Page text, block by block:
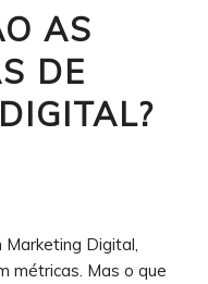
AS
DE
Digital,
métricas. Mas o que